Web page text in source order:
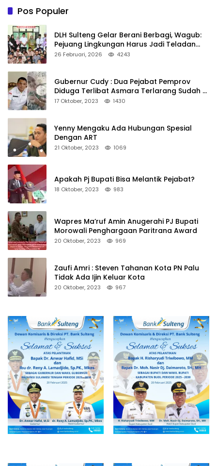
Pos Populer
DLH Sulteng Gelar Berani Berbagi, Wagub:
Pejuang Lingkungan Harus Jadi Teladan
Kepedulian
26 Februari, 2026 4243
Gubernur Cudy : Dua Pejabat Pemprov
Diduga Terlibat Asmara Terlarang Sudah di
Non Job
17 Oktober, 2023 1430
Yenny Mengaku Ada Hubungan Spesial
Dengan ART
21 Oktober, 2023 1069
Apakah Pj Bupati Bisa Melantik Pejabat?
18 Oktober, 2023 983
Wapres Ma’ruf Amin Anugerahi PJ Bupati
Morowali Penghargaan Paritrana Award
20 Oktober, 2023 969
Zaufi Amri : Steven Tahanan Kota PN Palu
Tidak Ada Ijin Keluar Kota
20 Oktober, 2023 967